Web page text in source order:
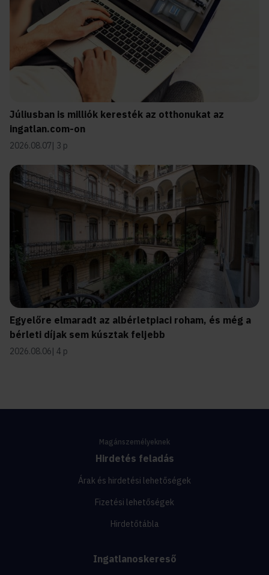
Júliusban is milliók keresték az otthonukat az
ingatlan.com-on
2026.08.07 3 p
Egyelőre elmaradt az albérletpiaci roham, és még a
bérleti díjak sem kúsztak feljebb
2026.08.06 4 p
Magánszemélyeknek
Hirdetés feladás
Árak és hirdetési lehetőségek
Fizetési lehetőségek
Hirdetőtábla
Ingatlanoskereső